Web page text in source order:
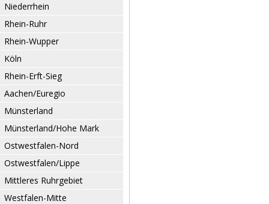
Niederrhein
Rhein-Ruhr
Rhein-Wupper
Köln
Rhein-Erft-Sieg
Aachen/Euregio
Münsterland
Münsterland/Hohe Mark
Ostwestfalen-Nord
Ostwestfalen/Lippe
Mittleres Ruhrgebiet
Westfalen-Mitte